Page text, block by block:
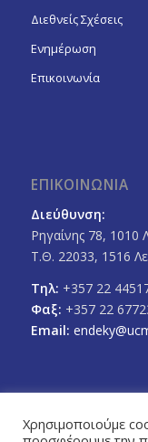
Διεθνείς Σχέσεις
Ενημέρωση
Επικοινωνία
ΕΠΙΚΟΙΝΩΝΙΑ
Διεύθυνση:
Ρηγαίνης 78, 1010
Τ.Θ. 22033, 1516
Τηλ: +357 22
Φαξ: +357 22
Email:
Χρησιμοποιούμε